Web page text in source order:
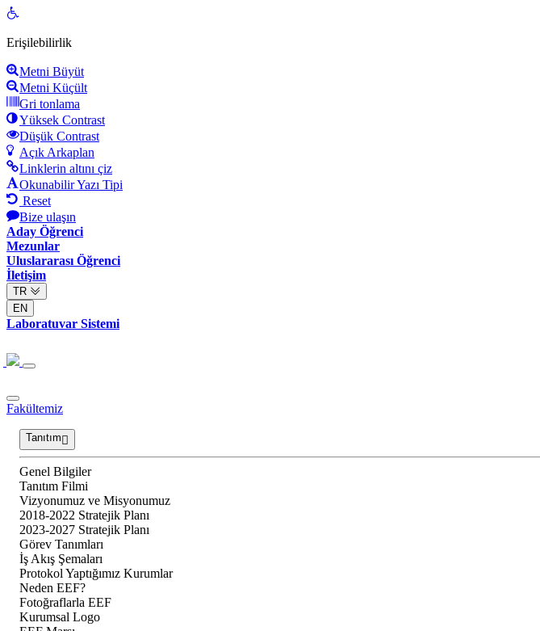
Open
Erişilebilirlik
Metni Büyüt
Metni Küçült
Gri tonlama
Yüksek Contrast
Düşük Contrast
Açık Arkaplan
Linklerin altını çiz
Okunabilir Yazı Tipi
Reset
Bize ulaşın
Aday Öğrenci
Mezunlar
Uluslararası Öğrenci
İletişim
TR
EN
Laboratuvar Sistemi
Fakültemiz
Tanıtım
Genel Bilgiler
Tanıtım Filmi
Vizyonumuz ve Misyonumuz
2018-2022 Stratejik Planı
2023-2027 Stratejik Planı
Görev Tanımları
İş Akış Şemaları
Protokol Yaptığımız Kurumlar
Neden EEF?
Fotoğraflarla EEF
Kurumsal Logo